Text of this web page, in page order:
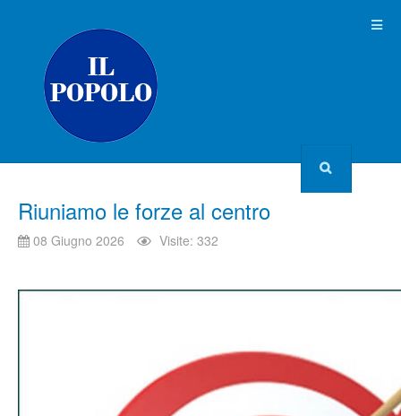
Riuniamo le forze al centro
08 Giugno 2026 Visite: 332